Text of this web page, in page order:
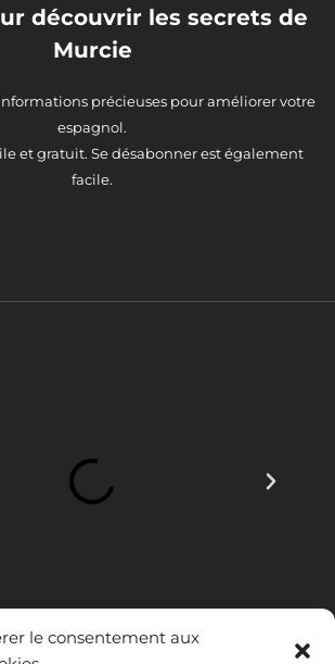
le consentement aux
découvrir les secrets de
Murcie
précieuses pour améliorer votre
espagnol.
et gratuit. Se désabonner est également
facile.